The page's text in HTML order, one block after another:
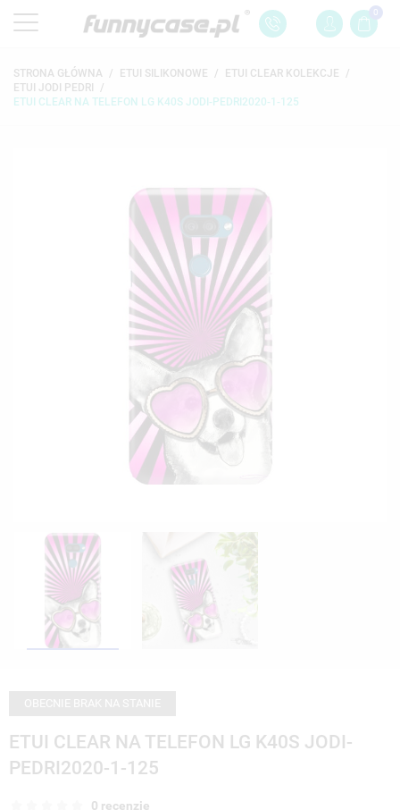
0
STRONA GŁÓWNA ETUI SILIKONOWE
ETUI CLEAR KOLEKCJE
ETUI JODI PEDRI
ETUI CLEAR NA TELEFON LG K40S JODI-PEDRI2020-1-125
ETUI CLEAR NA TELEFON LG K40S JODI-
PEDRI2020-1-125
0 recenzje